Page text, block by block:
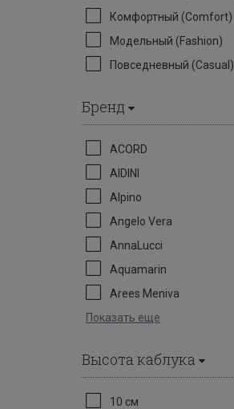
Комфортный (Comfort)
Модельный (Fashion)
Повседневный (Casual)
Бренд
ACORD
AIDINI
Alpino
Angelo Vera
AnnaLucci
Aquamarin
Arees Meniva
Показать еще
Высота каблука
10 см